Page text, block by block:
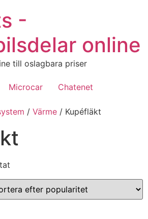
-
online
till oslagbara priser
Microcar Chatenet
/ Värme / Kupéfläkt